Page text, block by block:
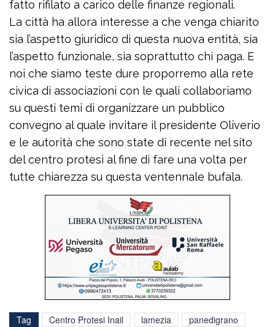
fatto rifilato a carico delle finanze regionali.
La città ha allora interesse a che venga chiarito
sia l’aspetto giuridico di questa nuova entità, sia
l’aspetto funzionale, sia soprattutto chi paga. E
noi che siamo teste dure proporremo alla rete
civica di associazioni con le quali collaboriamo
su questi temi di organizzare un pubblico
convegno al quale invitare il presidente Oliverio
e le autorità che sono state di recente nel sito
del centro protesi al fine di fare una volta per
tutte chiarezza su questa ventennale bufala.
Tag Centro Protesi Inail lamezia
panedigrano